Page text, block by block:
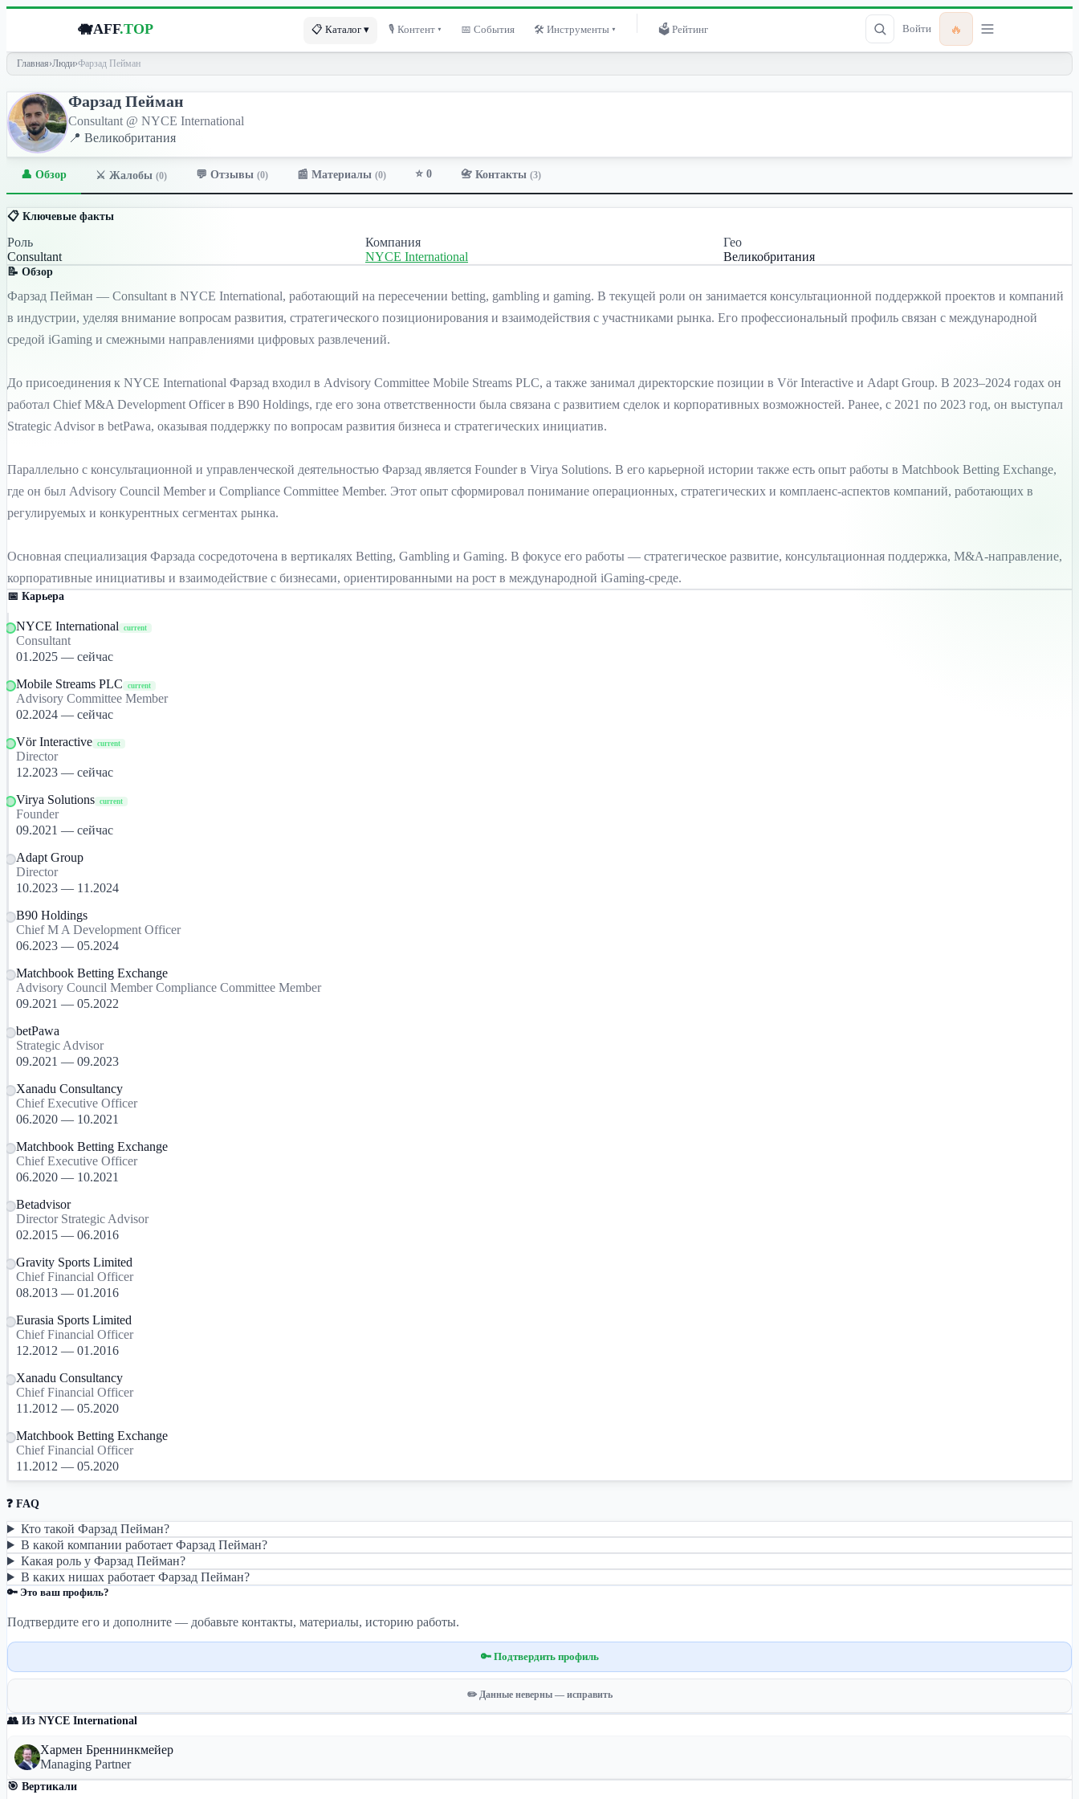
🐗AFF.TOP 📋 Каталог ▾ 🎙 Контент ▾ 📅 События 🛠 Инструменты ▾ 🗳 Рейтинг Войти 🔥
Главная›Люди›Фарзад Пейман
Фарзад Пейман
Consultant @ NYCE International
📍 Великобритания
👤 Обзор ⚔️ Жалобы (0) 💬 Отзывы (0) 📰 Материалы (0) ⭐ 0 📇 Контакты (3)
📋 Ключевые факты
Роль
Consultant
Компания
NYCE International
Гео
Великобритания
📝 Обзор
Фарзад Пейман — Consultant в NYCE International, работающий на пересечении betting, gambling и gaming. В текущей роли он занимается консультационной поддержкой проектов и компаний
в индустрии, уделяя внимание вопросам развития, стратегического позиционирования и взаимодействия с участниками рынка. Его профессиональный профиль связан с международной
средой iGaming и смежными направлениями цифровых развлечений.
До присоединения к NYCE International Фарзад входил в Advisory Committee Mobile Streams PLC, а также занимал директорские позиции в Vör Interactive и Adapt Group. В 2023–2024 годах он
работал Chief M&A Development Officer в B90 Holdings, где его зона ответственности была связана с развитием сделок и корпоративных возможностей. Ранее, с 2021 по 2023 год, он выступал
Strategic Advisor в betPawa, оказывая поддержку по вопросам развития бизнеса и стратегических инициатив.
Параллельно с консультационной и управленческой деятельностью Фарзад является Founder в Virya Solutions. В его карьерной истории также есть опыт работы в Matchbook Betting Exchange,
где он был Advisory Council Member и Compliance Committee Member. Этот опыт сформировал понимание операционных, стратегических и комплаенс-аспектов компаний, работающих в
регулируемых и конкурентных сегментах рынка.
Основная специализация Фарзада сосредоточена в вертикалях Betting, Gambling и Gaming. В фокусе его работы — стратегическое развитие, консультационная поддержка, M&A-направление,
корпоративные инициативы и взаимодействие с бизнесами, ориентированными на рост в международной iGaming-среде.
📅 Карьера
NYCE International current
Consultant
01.2025 — сейчас
Mobile Streams PLC
current
Advisory Committee Member
02.2024 — сейчас
Vör Interactive current
Director
12.2023 — сейчас
Virya Solutions current
Founder
09.2021 — сейчас
Adapt Group
Director
10.2023 — 11.2024
B90 Holdings
Chief M A Development Officer
06.2023 — 05.2024
Matchbook Betting Exchange
Advisory Council Member Compliance Committee Member
09.2021 — 05.2022
betPawa
Strategic Advisor
09.2021 — 09.2023
Xanadu Consultancy
Chief Executive Officer
06.2020 — 10.2021
Matchbook Betting Exchange
Chief Executive Officer
06.2020 — 10.2021
Betadvisor
Director Strategic Advisor
02.2015 — 06.2016
Gravity Sports Limited
Chief Financial Officer
08.2013 — 01.2016
Eurasia Sports Limited
Chief Financial Officer
12.2012 — 01.2016
Xanadu Consultancy
Chief Financial Officer
11.2012 — 05.2020
Matchbook Betting Exchange
Chief Financial Officer
11.2012 — 05.2020
❓ FAQ
Кто такой Фарзад Пейман?
В какой компании работает Фарзад Пейман?
Какая роль у Фарзад Пейман?
В каких нишах работает Фарзад Пейман?
🔑 Это ваш профиль?
Подтвердите его и дополните — добавьте контакты, материалы, историю работы.
🔑 Подтвердить профиль
✏️ Данные неверны — исправить
👥 Из NYCE International
Хармен Бреннинкмейер
Managing Partner
🎯 Вертикали